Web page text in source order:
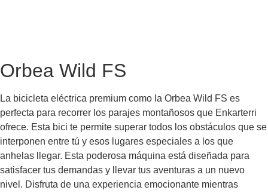
Orbea Wild FS
La bicicleta eléctrica premium como la Orbea Wild FS es
perfecta para recorrer los parajes montañosos que Enkarterri
ofrece. Esta bici te permite superar todos los obstáculos que se
interponen entre tú y esos lugares especiales a los que
anhelas llegar. Esta poderosa máquina está diseñada para
satisfacer tus demandas y llevar tus aventuras a un nuevo
nivel. Disfruta de una experiencia emocionante mientras